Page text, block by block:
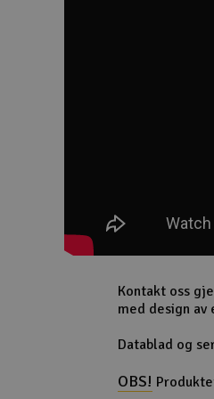
Kontakt oss
med design av
Datablad og
OBS!